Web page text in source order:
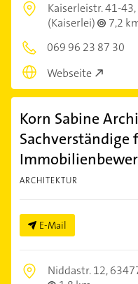
Kaiserleistr. 41-43,
(Kaiserlei)
7,2
069 96 23 87 30
Webseite
Korn Sabine
Sachverständige
ARCHITEKTUR
E-Mail
Niddastr. 12,